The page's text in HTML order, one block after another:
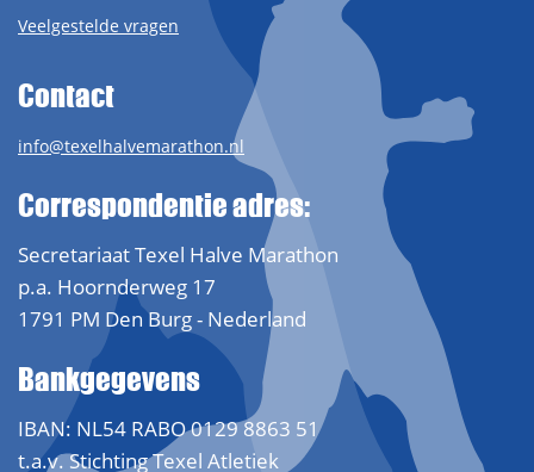
Veelgestelde vragen
Contact
info@texelhalvemarathon.nl
Correspondentie adres:
Secretariaat Texel Halve Marathon
p.a. Hoornderweg 17
1791 PM Den Burg - Nederland
Bankgegevens
IBAN: NL54 RABO 0129 8863 51
t.a.v. Stichting Texel Atletiek